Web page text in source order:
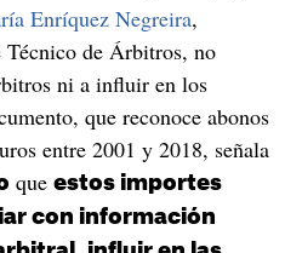
Enríquez Negreira,
de Árbitros, no
ni a influir en los
que reconoce abonos
entre 2001 y 2018, señala
que estos importes
con información